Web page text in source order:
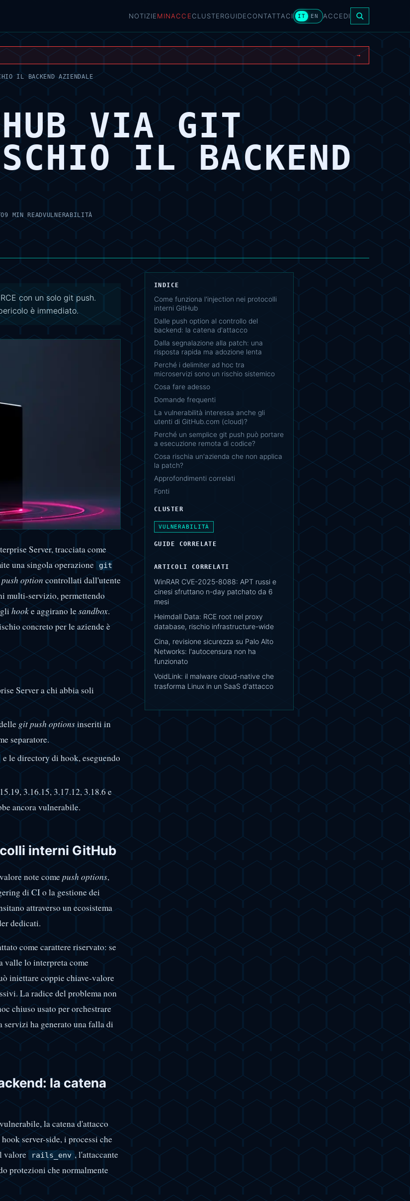
NOTIZIEMINACCECLUSTERGUIDECONTATTACI IT EN ACCEDI
→
IL BACKEND AZIENDALE
VIA GIT
IL BACKEND
9 MIN READVULNERABILITÀ
con un solo git push.
è immediato.
Server, tracciata come
una singola operazione git
push optioncontrollati dall'utente
multi-servizio, permettendo
hooke aggirano lesandbox.
concreto per le aziende è
Server a chi abbia soli
git push optionsinseriti in
separatore.
e le directory di hook, eseguendo
3.16.15, 3.17.12, 3.18.6 e
ancora vulnerabile.
interni GitHub
note comepush options,
di CI o la gestione dei
attraverso un ecosistema
dedicati.
come carattere riservato: se
valle lo interpreta come
iniettare coppie chiave-valore
La radice del problema non
chiuso usato per orchestrare
ha generato una falla di
la catena
la catena d'attacco
server-side, i processi che
valore rails_env , l'attaccante
protezioni che normalmente
INDICE
Come funziona l'injection nei protocolli
interni GitHub
Dalle push option al controllo del
backend: la catena d'attacco
Dalla segnalazione alla patch: una
risposta rapida ma adozione lenta
Perché i delimiter ad hoc tra
microservizi sono un rischio sistemico
Cosa fare adesso
Domande frequenti
La vulnerabilità interessa anche gli
utenti di GitHub.com (cloud)?
Perché un semplice git push può portare
a esecuzione remota di codice?
Cosa rischia un'azienda che non applica
la patch?
Approfondimenti correlati
Fonti
CLUSTER
VULNERABILITÀ
GUIDE CORRELATE
ARTICOLI CORRELATI
WinRAR CVE-2025-8088: APT russi e
cinesi sfruttano n-day patchato da 6
mesi
Heimdall Data: RCE root nel proxy
database, rischio infrastructure-wide
Cina, revisione sicurezza su Palo Alto
Networks: l'autocensura non ha
funzionato
VoidLink: il malware cloud-native che
trasforma Linux in un SaaS d'attacco